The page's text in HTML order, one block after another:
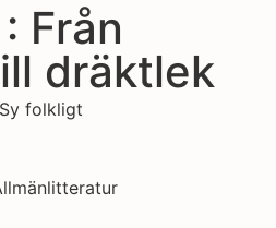
Från
dräktlek